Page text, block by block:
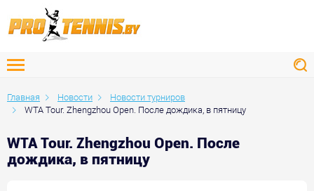
Главная Новости
Новости турниров
WTA Tour. Zhengzhou Open. После дождика, в пятницу
WTA Tour. Zhengzhou Open. После
дождика, в пятницу